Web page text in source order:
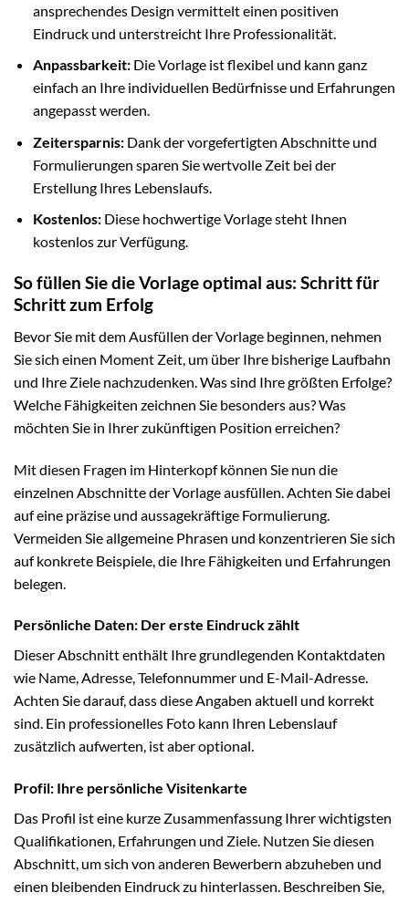
ansprechendes Design vermittelt einen positiven
Eindruck und unterstreicht Ihre Professionalität.
Anpassbarkeit:Die Vorlage ist flexibel und kann ganz
einfach an Ihre individuellen Bedürfnisse und Erfahrungen
angepasst werden.
Zeitersparnis:Dank der vorgefertigten Abschnitte und
Formulierungen sparen Sie wertvolle Zeit bei der
Erstellung Ihres Lebenslaufs.
Kostenlos:Diese hochwertige Vorlage steht Ihnen
kostenlos zur Verfügung.
So füllen Sie die Vorlage optimal aus: Schritt für
Schritt zum Erfolg
Bevor Sie mit dem Ausfüllen der Vorlage beginnen, nehmen
Sie sich einen Moment Zeit, um über Ihre bisherige Laufbahn
und Ihre Ziele nachzudenken. Was sind Ihre größten Erfolge?
Welche Fähigkeiten zeichnen Sie besonders aus? Was
möchten Sie in Ihrer zukünftigen Position erreichen?
Mit diesen Fragen im Hinterkopf können Sie nun die
einzelnen Abschnitte der Vorlage ausfüllen. Achten Sie dabei
auf eine präzise und aussagekräftige Formulierung.
Vermeiden Sie allgemeine Phrasen und konzentrieren Sie sich
auf konkrete Beispiele, die Ihre Fähigkeiten und Erfahrungen
belegen.
Persönliche Daten: Der erste Eindruck zählt
Dieser Abschnitt enthält Ihre grundlegenden Kontaktdaten
wie Name, Adresse, Telefonnummer und E-Mail-Adresse.
Achten Sie darauf, dass diese Angaben aktuell und korrekt
sind. Ein professionelles Foto kann Ihren Lebenslauf
zusätzlich aufwerten, ist aber optional.
Profil: Ihre persönliche Visitenkarte
Das Profil ist eine kurze Zusammenfassung Ihrer wichtigsten
Qualifikationen, Erfahrungen und Ziele. Nutzen Sie diesen
Abschnitt, um sich von anderen Bewerbern abzuheben und
einen bleibenden Eindruck zu hinterlassen. Beschreiben Sie,